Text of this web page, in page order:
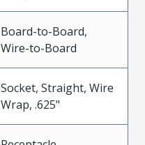
Board-to-Board,
Wire-to-Board
Socket, Straight, Wire
Wrap, .625"